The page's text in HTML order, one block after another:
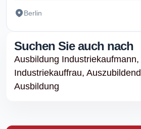
Berlin
Suchen Sie auch nach
Ausbildung Industriekaufmann,
Industriekauffrau,
Ausbildung